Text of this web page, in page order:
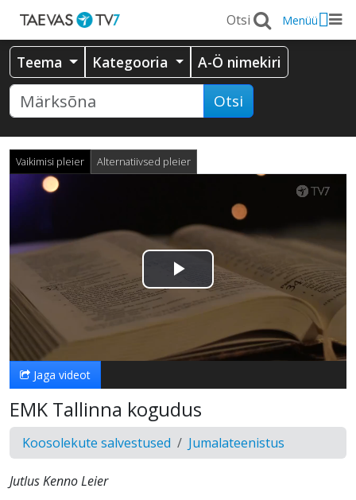
Menüü
Teema Kategooria A-Ö nimekiri
Otsi
Vaikimisi pleier Alternatiivsed pleier
Esita
Jaga videot
EMK Tallinna kogudus
Koosolekute salvestused Jumalateenistus
Jutlus Kenno Leier